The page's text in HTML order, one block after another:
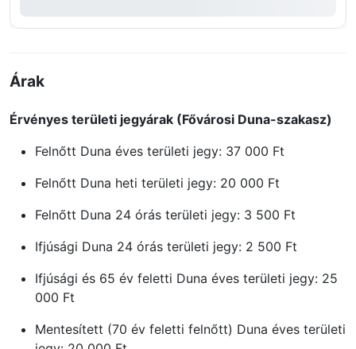
Árak
Érvényes területi jegyárak (Fővárosi Duna-szakasz)
Felnőtt Duna éves területi jegy: 37 000 Ft
Felnőtt Duna heti területi jegy: 20 000 Ft
Felnőtt Duna 24 órás területi jegy: 3 500 Ft
Ifjúsági Duna 24 órás területi jegy: 2 500 Ft
Ifjúsági és 65 év feletti Duna éves területi jegy: 25
000 Ft
Mentesített (70 év feletti felnőtt) Duna éves területi